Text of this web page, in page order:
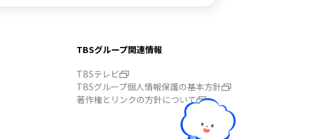
TBSグループ関連情報
TBSテレビ
TBSグループ個人情報保護の基本方針
著作権とリンクの方針について